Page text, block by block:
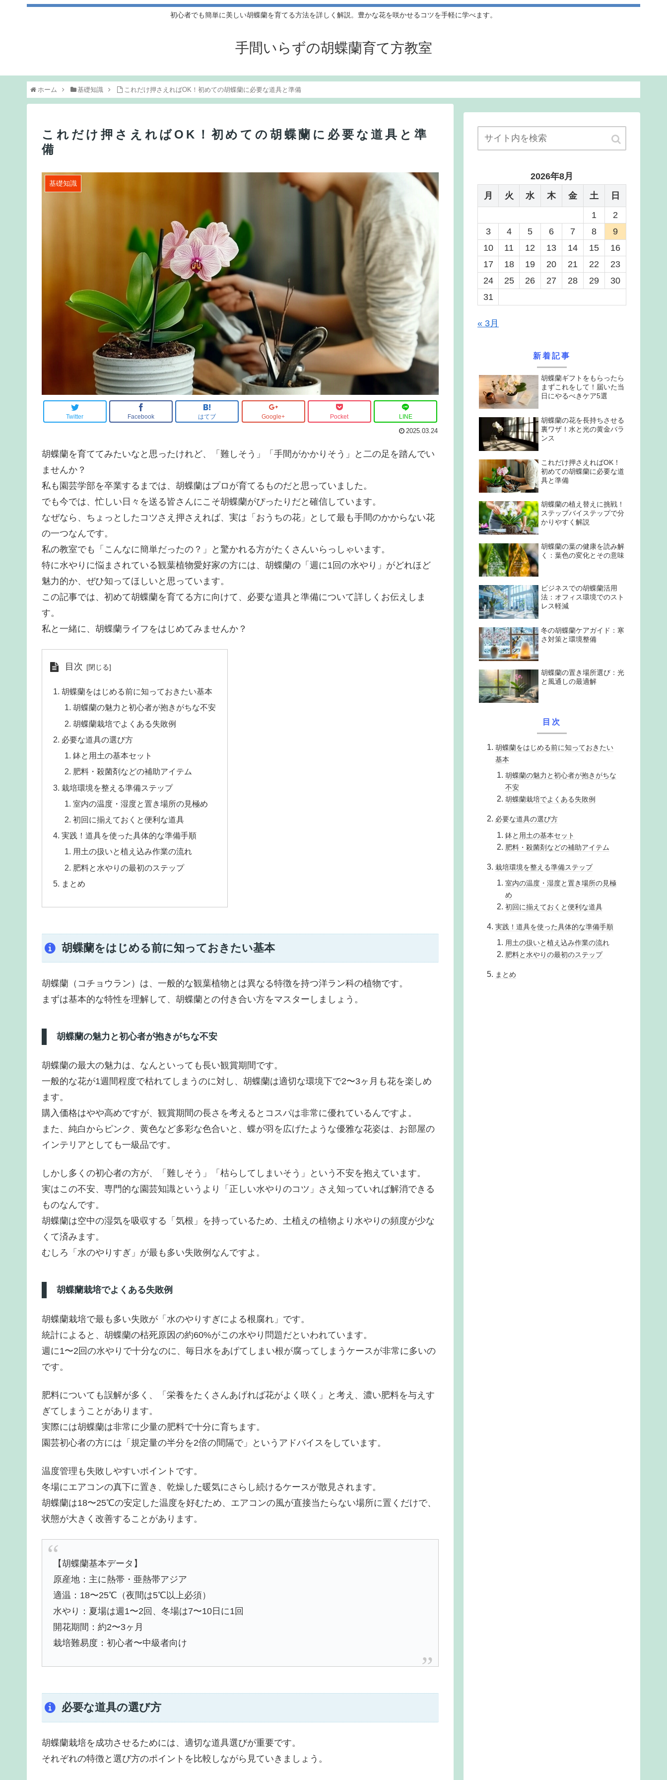
初心者でも簡単に美しい胡蝶蘭を育てる方法を詳しく解説。豊かな花を咲かせるコツを手軽に学べます。
手間いらずの胡蝶蘭育て方教室
ホーム 基礎知識 これだけ押さえればOK！初めての胡蝶蘭に必要な道具と準備
これだけ押さえればOK！初めての胡蝶蘭に必要な道具と準
備
基礎知識
Twitter Facebook はてブ Google+ Pocket LINE
2025.03.24
胡蝶蘭を育ててみたいなと思ったけれど、「難しそう」「手間がかかりそう」と二の足を踏んでい
ませんか？
私も園芸学部を卒業するまでは、胡蝶蘭はプロが育てるものだと思っていました。
でも今では、忙しい日々を送る皆さんにこそ胡蝶蘭がぴったりだと確信しています。
なぜなら、ちょっとしたコツさえ押さえれば、実は「おうちの花」として最も手間のかからない花
の一つなんです。
私の教室でも「こんなに簡単だったの？」と驚かれる方がたくさんいらっしゃいます。
特に水やりに悩まされている観葉植物愛好家の方には、胡蝶蘭の「週に1回の水やり」がどれほど
魅力的か、ぜひ知ってほしいと思っています。
この記事では、初めて胡蝶蘭を育てる方に向けて、必要な道具と準備について詳しくお伝えしま
す。
私と一緒に、胡蝶蘭ライフをはじめてみませんか？
目次
胡蝶蘭をはじめる前に知っておきたい基本
胡蝶蘭の魅力と初心者が抱きがちな不安
胡蝶蘭栽培でよくある失敗例
必要な道具の選び方
鉢と用土の基本セット
肥料・殺菌剤などの補助アイテム
栽培環境を整える準備ステップ
室内の温度・湿度と置き場所の見極め
初回に揃えておくと便利な道具
実践！道具を使った具体的な準備手順
用土の扱いと植え込み作業の流れ
肥料と水やりの最初のステップ
まとめ
胡蝶蘭をはじめる前に知っておきたい基本
胡蝶蘭（コチョウラン）は、一般的な観葉植物とは異なる特徴を持つ洋ラン科の植物です。
まずは基本的な特性を理解して、胡蝶蘭との付き合い方をマスターしましょう。
胡蝶蘭の魅力と初心者が抱きがちな不安
胡蝶蘭の最大の魅力は、なんといっても長い観賞期間です。
一般的な花が1週間程度で枯れてしまうのに対し、胡蝶蘭は適切な環境下で2〜3ヶ月も花を楽しめ
ます。
購入価格はやや高めですが、観賞期間の長さを考えるとコスパは非常に優れているんですよ。
また、純白からピンク、黄色など多彩な色合いと、蝶が羽を広げたような優雅な花姿は、お部屋の
インテリアとしても一級品です。
しかし多くの初心者の方が、「難しそう」「枯らしてしまいそう」という不安を抱えています。
実はこの不安、専門的な園芸知識というより「正しい水やりのコツ」さえ知っていれば解消できる
ものなんです。
胡蝶蘭は空中の湿気を吸収する「気根」を持っているため、土植えの植物より水やりの頻度が少な
くて済みます。
むしろ「水のやりすぎ」が最も多い失敗例なんですよ。
胡蝶蘭栽培でよくある失敗例
胡蝶蘭栽培で最も多い失敗が「水のやりすぎによる根腐れ」です。
統計によると、胡蝶蘭の枯死原因の約60%がこの水やり問題だといわれています。
週に1〜2回の水やりで十分なのに、毎日水をあげてしまい根が腐ってしまうケースが非常に多いの
です。
肥料についても誤解が多く、「栄養をたくさんあげれば花がよく咲く」と考え、濃い肥料を与えす
ぎてしまうことがあります。
実際には胡蝶蘭は非常に少量の肥料で十分に育ちます。
園芸初心者の方には「規定量の半分を2倍の間隔で」というアドバイスをしています。
温度管理も失敗しやすいポイントです。
冬場にエアコンの真下に置き、乾燥した暖気にさらし続けるケースが散見されます。
胡蝶蘭は18〜25℃の安定した温度を好むため、エアコンの風が直接当たらない場所に置くだけで、
状態が大きく改善することがあります。
【胡蝶蘭基本データ】
原産地：主に熱帯・亜熱帯アジア
適温：18〜25℃（夜間は5℃以上必須）
水やり：夏場は週1〜2回、冬場は7〜10日に1回
開花期間：約2〜3ヶ月
栽培難易度：初心者〜中級者向け
必要な道具の選び方
胡蝶蘭栽培を成功させるためには、適切な道具選びが重要です。
それぞれの特徴と選び方のポイントを比較しながら見ていきましょう。
2026年8月
月
火 水 木 金 土
日
1
2
3
4 5 6 7 8
9
10
11 12 13 14 15
16
17
18 19 20 21 22
23
24
25 26 27 28 29
30
31
« 3月
新着記事
胡蝶蘭ギフトをもらったら
まずこれをして！届いた当
日にやるべきケア5選
胡蝶蘭の花を長持ちさせる
裏ワザ！水と光の黄金バラ
ンス
これだけ押さえればOK！
初めての胡蝶蘭に必要な道
具と準備
胡蝶蘭の植え替えに挑戦！
ステップバイステップで分
かりやすく解説
胡蝶蘭の葉の健康を読み解
く：葉色の変化とその意味
ビジネスでの胡蝶蘭活用
法：オフィス環境でのスト
レス軽減
冬の胡蝶蘭ケアガイド：寒
さ対策と環境整備
胡蝶蘭の置き場所選び：光
と風通しの最適解
目次
胡蝶蘭をはじめる前に知っておきたい
基本
胡蝶蘭の魅力と初心者が抱きがちな
不安
胡蝶蘭栽培でよくある失敗例
必要な道具の選び方
鉢と用土の基本セット
肥料・殺菌剤などの補助アイテム
栽培環境を整える準備ステップ
室内の温度・湿度と置き場所の見極
め
初回に揃えておくと便利な道具
実践！道具を使った具体的な準備手順
用土の扱いと植え込み作業の流れ
肥料と水やりの最初のステップ
まとめ